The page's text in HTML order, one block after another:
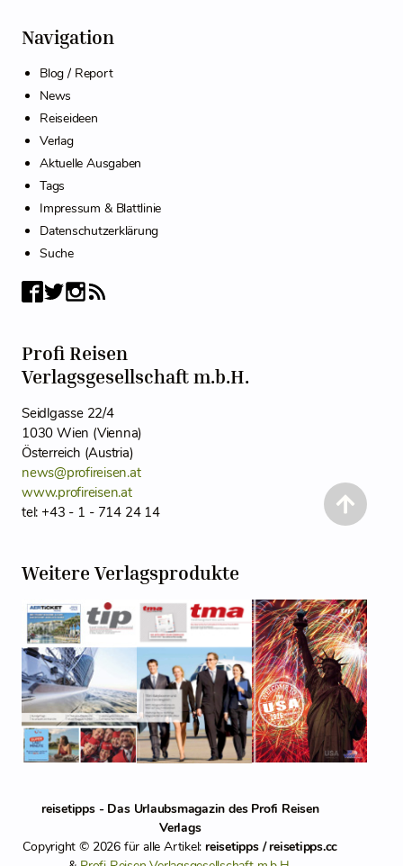
Navigation
Blog / Report
News
Reiseideen
Verlag
Aktuelle Ausgaben
Tags
Impressum & Blattlinie
Datenschutzerklärung
Suche
Profi Reisen
Verlagsgesellschaft m.b.H.
Seidlgasse 22/4
1030 Wien (Vienna)
Österreich (Austria)
news@profireisen.at
www.profireisen.at
tel: +43 - 1 - 714 24 14
Weitere Verlagsprodukte
reisetipps - Das Urlaubsmagazin des Profi Reisen
Verlags
Copyright © 2026 für alle Artikel:reisetipps / reisetipps.cc